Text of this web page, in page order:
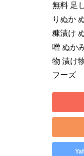
無料 足
りぬか
糠漬け
噌 ぬか
物 漬け
フーズ